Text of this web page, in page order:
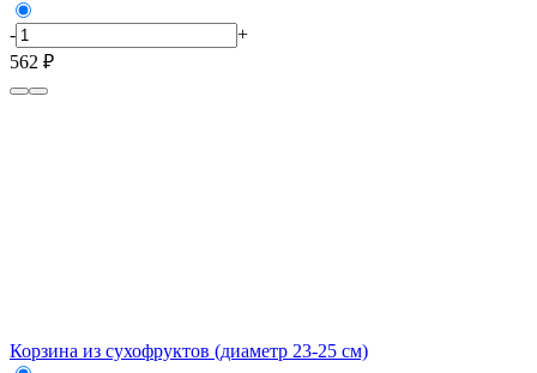
-
+
562 ₽
Корзина из сухофруктов (диаметр 23-25 см)